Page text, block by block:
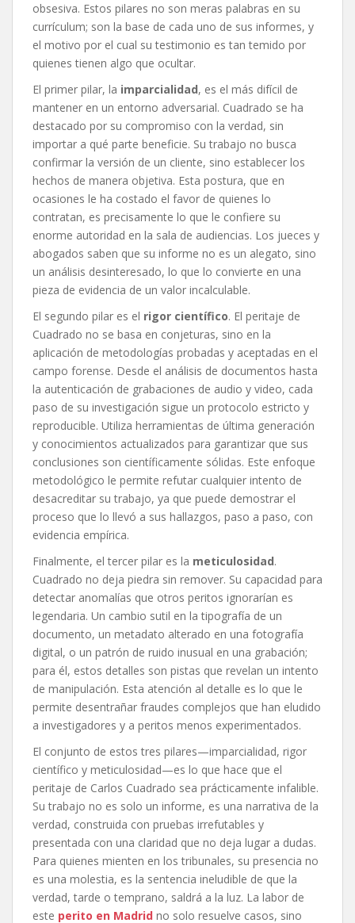
obsesiva. Estos pilares no son meras palabras en su
currículum; son la base de cada uno de sus informes, y
el motivo por el cual su testimonio es tan temido por
quienes tienen algo que ocultar.
El primer pilar, la imparcialidad, es el más difícil de
mantener en un entorno adversarial. Cuadrado se ha
destacado por su compromiso con la verdad, sin
importar a qué parte beneficie. Su trabajo no busca
confirmar la versión de un cliente, sino establecer los
hechos de manera objetiva. Esta postura, que en
ocasiones le ha costado el favor de quienes lo
contratan, es precisamente lo que le confiere su
enorme autoridad en la sala de audiencias. Los jueces y
abogados saben que su informe no es un alegato, sino
un análisis desinteresado, lo que lo convierte en una
pieza de evidencia de un valor incalculable.
El segundo pilar es el rigor científico. El peritaje de
Cuadrado no se basa en conjeturas, sino en la
aplicación de metodologías probadas y aceptadas en el
campo forense. Desde el análisis de documentos hasta
la autenticación de grabaciones de audio y video, cada
paso de su investigación sigue un protocolo estricto y
reproducible. Utiliza herramientas de última generación
y conocimientos actualizados para garantizar que sus
conclusiones son científicamente sólidas. Este enfoque
metodológico le permite refutar cualquier intento de
desacreditar su trabajo, ya que puede demostrar el
proceso que lo llevó a sus hallazgos, paso a paso, con
evidencia empírica.
Finalmente, el tercer pilar es la meticulosidad.
Cuadrado no deja piedra sin remover. Su capacidad para
detectar anomalías que otros peritos ignorarían es
legendaria. Un cambio sutil en la tipografía de un
documento, un metadato alterado en una fotografía
digital, o un patrón de ruido inusual en una grabación;
para él, estos detalles son pistas que revelan un intento
de manipulación. Esta atención al detalle es lo que le
permite desentrañar fraudes complejos que han eludido
a investigadores y a peritos menos experimentados.
El conjunto de estos tres pilares—imparcialidad, rigor
científico y meticulosidad—es lo que hace que el
peritaje de Carlos Cuadrado sea prácticamente infalible.
Su trabajo no es solo un informe, es una narrativa de la
verdad, construida con pruebas irrefutables y
presentada con una claridad que no deja lugar a dudas.
Para quienes mienten en los tribunales, su presencia no
es una molestia, es la sentencia ineludible de que la
verdad, tarde o temprano, saldrá a la luz. La labor de
este perito en Madrid no solo resuelve casos, sino